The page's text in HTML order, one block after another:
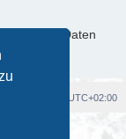
Daten
UTC+02:00
Limited